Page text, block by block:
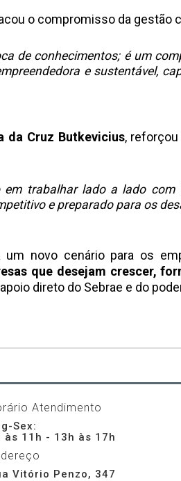
o compromisso da gestão
de conhecimentos; é um
e sustentável,
da Cruz Butkevicius,
em trabalhar lado a lado
e preparado para os
um novo cenário para os
que desejam crescer,
direto do Sebrae e do
Atendimento
Sex:
às 11h - 13h às 17h
Vitório Penzo, 347